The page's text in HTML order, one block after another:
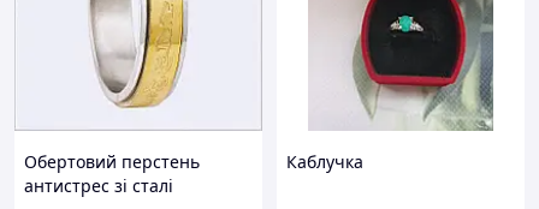
Обертовий перстень
антистрес зі сталі
Каблучка